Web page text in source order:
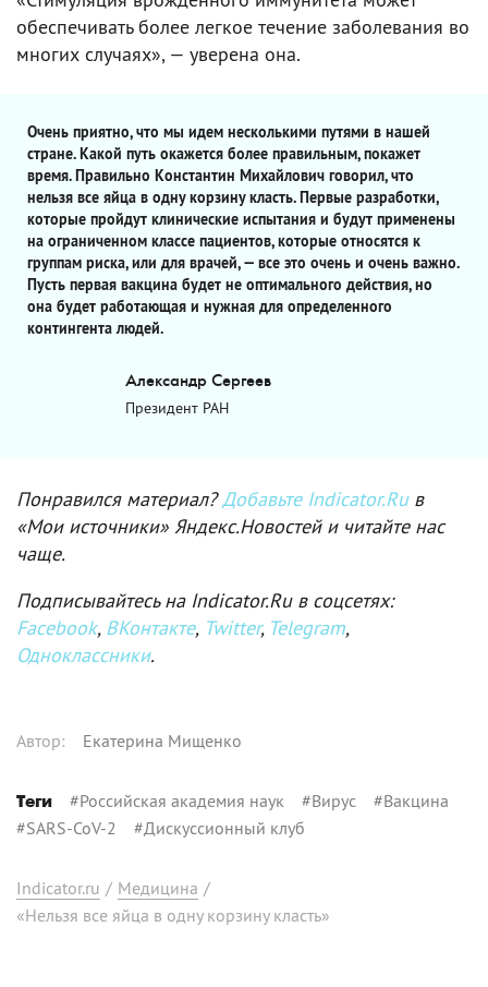
обеспечивать более легкое течение заболевания во
многих случаях», — уверена она.
Очень приятно, что мы идем несколькими путями в нашей
стране. Какой путь окажется более правильным, покажет
время. Правильно Константин Михайлович говорил, что
нельзя все яйца в одну корзину класть. Первые разработки,
которые пройдут клинические испытания и будут применены
на ограниченном классе пациентов, которые относятся к
группам риска, или для врачей, — все это очень и очень важно.
Пусть первая вакцина будет не оптимального действия, но
она будет работающая и нужная для определенного
контингента людей.
Александр Сергеев
Президент РАН
Понравился материал?Добавьте Indicator.Ruв
«Мои источники» Яндекс.Новостей и читайте нас
чаще.
Подписывайтесь на Indicator.Ru в соцсетях:
Facebook, ВКонтакте, Twitter, Telegram,
Одноклассники.
Автор: Екатерина Мищенко
Теги #Российская академия наук #Вирус #Вакцина
#SARS-CoV-2 #Дискуссионный клуб
Indicator.ru / Медицина /
«Нельзя все яйца в одну корзину класть»